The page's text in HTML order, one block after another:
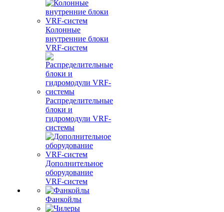
Колонные
внутренние блоки
VRF-систем
Распределительные
блоки и
гидромодули VRF-
системы
Дополнительное
оборудование
VRF-систем
Фанкойлы